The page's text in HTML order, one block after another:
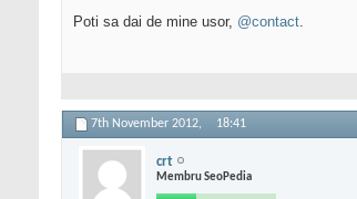
Poti sa dai de mine usor, @contact.
7th November 2012, 18:41
crt
Membru SeoPedia